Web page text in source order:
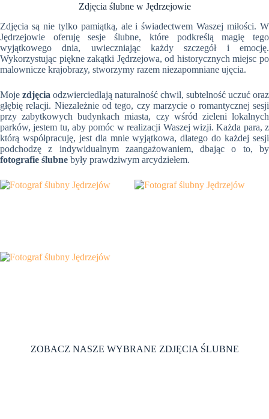
Zdjęcia ślubne w Jędrzejowie
Zdjęcia są nie tylko pamiątką, ale i świadectwem Waszej miłości. W
Jędrzejowie oferuję sesje ślubne, które podkreślą magię tego
wyjątkowego dnia, uwieczniając każdy szczegół i emocję.
Wykorzystując piękne zakątki Jędrzejowa, od historycznych miejsc po
malownicze krajobrazy, stworzymy razem niezapomniane ujęcia.
Moje zdjęcia odzwierciedlają naturalność chwil, subtelność uczuć oraz
głębię relacji. Niezależnie od tego, czy marzycie o romantycznej sesji
przy zabytkowych budynkach miasta, czy wśród zieleni lokalnych
parków, jestem tu, aby pomóc w realizacji Waszej wizji. Każda para, z
którą współpracuję, jest dla mnie wyjątkowa, dlatego do każdej sesji
podchodzę z indywidualnym zaangażowaniem, dbając o to, by
fotografie ślubne były prawdziwym arcydziełem.
ZOBACZ NASZE WYBRANE ZDJĘCIA ŚLUBNE